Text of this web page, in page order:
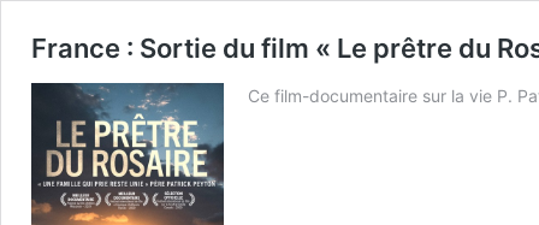
France : Sortie du film « Le prêtre du
Ce film-documentaire sur la vie P.